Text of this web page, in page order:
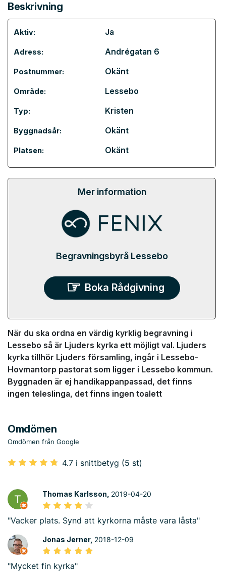
Beskrivning
Aktiv: Ja
Adress: Andrégatan 6
Postnummer: Okänt
Område: Lessebo
Typ: Kristen
Byggnadsår: Okänt
Platsen: Okänt
Mer information
Begravningsbyrå Lessebo
Boka Rådgivning
När du ska ordna en värdig kyrklig begravning i
Lessebo så är Ljuders kyrka ett möjligt val. Ljuders
kyrka tillhör Ljuders församling, ingår i Lessebo-
Hovmantorp pastorat som ligger i Lessebo kommun.
Byggnaden är ej handikappanpassad, det finns
ingen teleslinga, det finns ingen toalett
Omdömen
Omdömen från Google
4.7 i snittbetyg (5 st)
Thomas Karlsson, 2019-04-20
"Vacker plats. Synd att kyrkorna måste vara låsta"
Jonas Jerner, 2018-12-09
"Mycket fin kyrka"